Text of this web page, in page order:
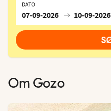
DATO
07-09-2026 10-09-2026
Om Gozo